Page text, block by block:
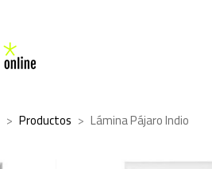
> Productos > Lámina Pájaro Indio